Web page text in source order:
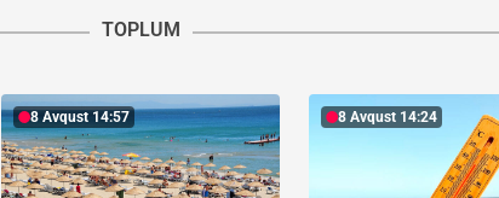
TOPLUM
8 Avqust 14:57 8 Avqust 14:24